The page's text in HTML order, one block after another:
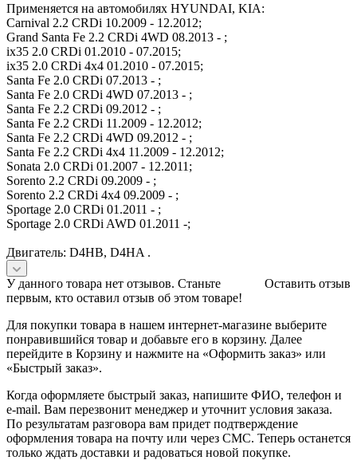
Применяется на автомобилях HYUNDAI, KIA:
Carnival 2.2 CRDi 10.2009 - 12.2012;
Grand Santa Fe 2.2 CRDi 4WD 08.2013 - ;
ix35 2.0 CRDi 01.2010 - 07.2015;
ix35 2.0 CRDi 4x4 01.2010 - 07.2015;
Santa Fe 2.0 CRDi 07.2013 - ;
Santa Fe 2.0 CRDi 4WD 07.2013 - ;
Santa Fe 2.2 CRDi 09.2012 - ;
Santa Fe 2.2 CRDi 11.2009 - 12.2012;
Santa Fe 2.2 CRDi 4WD 09.2012 - ;
Santa Fe 2.2 CRDi 4x4 11.2009 - 12.2012;
Sonata 2.0 CRDi 01.2007 - 12.2011;
Sorento 2.2 CRDi 09.2009 - ;
Sorento 2.2 CRDi 4x4 09.2009 - ;
Sportage 2.0 CRDi 01.2011 - ;
Sportage 2.0 CRDi AWD 01.2011 -;
Двигатель: D4HB, D4HA .
Оставить отзыв
У данного товара нет отзывов. Станьте
первым, кто оставил отзыв об этом товаре!
Для покупки товара в нашем интернет-магазине выберите
понравившийся товар и добавьте его в корзину. Далее
перейдите в Корзину и нажмите на «Оформить заказ» или
«Быстрый заказ».
Когда оформляете быстрый заказ, напишите ФИО, телефон и
e-mail. Вам перезвонит менеджер и уточнит условия заказа.
По результатам разговора вам придет подтверждение
оформления товара на почту или через СМС. Теперь останется
только ждать доставки и радоваться новой покупке.